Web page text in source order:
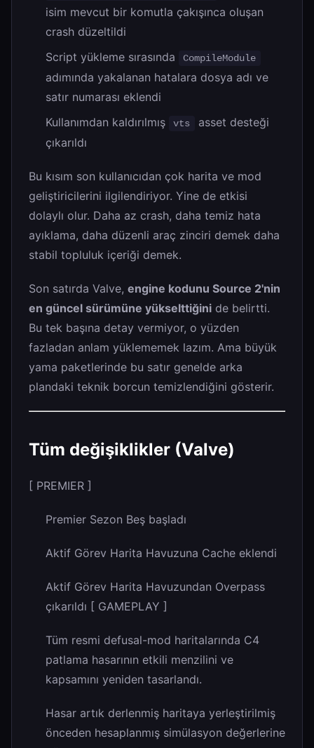
isim mevcut bir komutla çakışınca oluşan
crash düzeltildi
Script yükleme sırasında
CompileModule
adımında yakalanan hatalara dosya adı ve
satır numarası eklendi
Kullanımdan kaldırılmış
vts
asset desteği
çıkarıldı
Bu kısım son kullanıcıdan çok harita ve mod
geliştiricilerini ilgilendiriyor. Yine de etkisi
dolaylı olur. Daha az crash, daha temiz hata
ayıklama, daha düzenli araç zinciri demek daha
stabil topluluk içeriği demek.
Son satırda Valve, engine kodunu Source 2'nin
en güncel sürümüne yükselttiğini de belirtti.
Bu tek başına detay vermiyor, o yüzden
fazladan anlam yüklememek lazım. Ama büyük
yama paketlerinde bu satır genelde arka
plandaki teknik borcun temizlendiğini gösterir.
Tüm değişiklikler (Valve)
[ PREMIER ]
Premier Sezon Beş başladı
Aktif Görev Harita Havuzuna Cache eklendi
Aktif Görev Harita Havuzundan Overpass
çıkarıldı [ GAMEPLAY ]
Tüm resmi defusal-mod haritalarında C4
patlama hasarının etkili menzilini ve
kapsamını yeniden tasarlandı.
Hasar artık derlenmiş haritaya yerleştirilmiş
önceden hesaplanmış simülasyon değerlerine